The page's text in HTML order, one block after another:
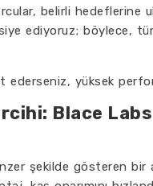
belirli hedeflerine
ediyoruz; böylece,
ederseniz, yüksek
Blace
şekilde gösteren bir